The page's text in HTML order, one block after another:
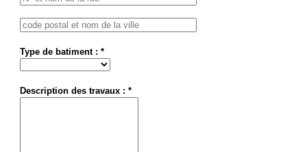
Type de batiment : *
Description des travaux : *